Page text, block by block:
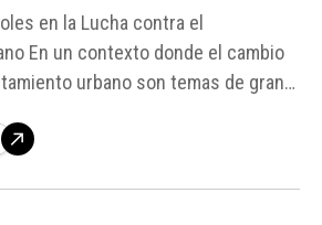
en la Lucha contra el
En un contexto donde el cambio
urbano son temas de gran
mitigar estos efectos. Según